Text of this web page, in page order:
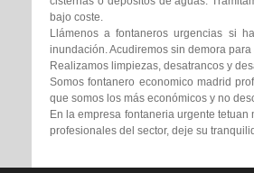
bajo coste.
Llámenos a fontaneros urgencias si
inundación. Acudiremos sin demora
Realizamos limpiezas, desatrancos y
Somos fontanero economico madrid
que somos los más económicos y no
En la empresa fontaneria urgente
profesionales del sector, deje su